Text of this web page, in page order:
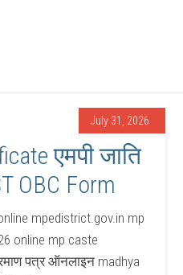
July 31, 2026
एमपी जाति
OBC Form
mpedistrict.gov.in mp
online mp caste
पत्र ऑनलाइन madhya